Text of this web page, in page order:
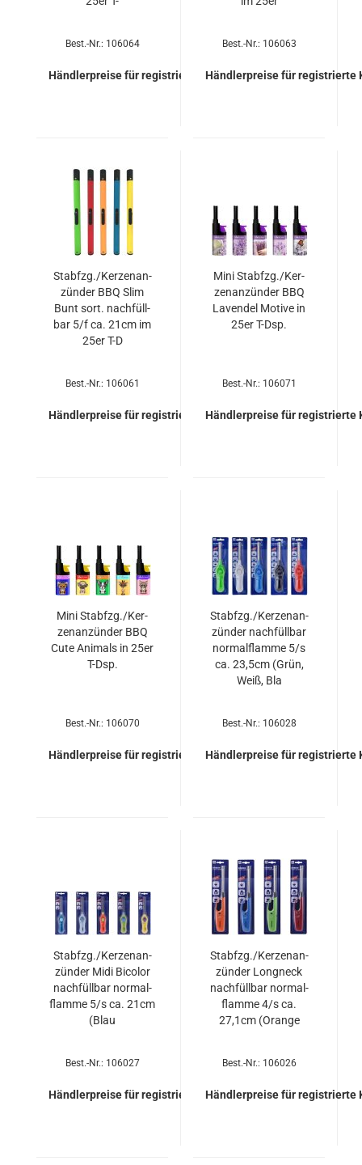
Best.-Nr.: 106064
Händlerpreise für registrierte Kunden
Best.-Nr.: 106063
Händlerpreise für registrierte
Stab­fzg./Ker­zen­an­
zün­der BBQ Slim
Bunt sort. nach­füll­
bar 5/f ca. 21cm im
25er T-D
Best.-Nr.: 106061
Händlerpreise für registrierte Kunden
Mini Stab­fzg./Ker­
zen­an­zün­der BBQ
La­ven­del Mo­ti­ve in
25er T-Dsp.
Best.-Nr.: 106071
Händlerpreise für registrierte
Mini Stab­fzg./Ker­
zen­an­zün­der BBQ
Cute Ani­mals in 25er
T-Dsp.
Best.-Nr.: 106070
Händlerpreise für registrierte Kunden
Stab­fzg./Ker­zen­an­
zün­der nach­füll­bar
nor­mal­flam­me 5/s
ca. 23,5cm (Grün,
Weiß, Bla
Best.-Nr.: 106028
Händlerpreise für registrierte
Stab­fzg./Ker­zen­an­
zün­der Midi Bico­lor
nach­füll­bar nor­mal­
flam­me 5/s ca. 21cm
(Blau
Best.-Nr.: 106027
Händlerpreise für registrierte Kunden
Stab­fzg./Ker­zen­an­
zün­der Longneck
nach­füll­bar nor­mal­
flam­me 4/s ca.
27,1cm (Oran­ge
Best.-Nr.: 106026
Händlerpreise für registrierte